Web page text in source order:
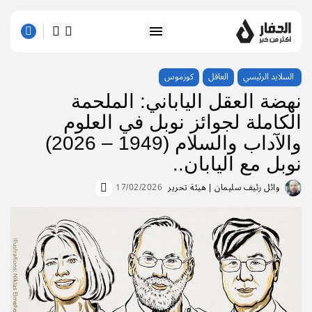
السلايد الرئيسي العاقل كوزموس
نهضة العقل الياباني: الملحمة
الكاملة لجوائز نوبل في العلوم
والآداب والسلام (1949 – 2026)​
نوبل مع اليابان..
وائل رئيف سليمان | هيئة تحرير 17/02/2026